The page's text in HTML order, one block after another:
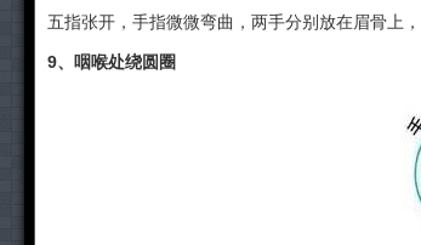
五指张开，手指微微弯曲，两手分别放在眉骨上
9、咽喉处绕圆圈